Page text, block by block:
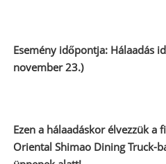
Esemény időpontja: Hálaadás
november 23.)
Ezen a hálaadáskor élvezzük a
Oriental Shimao Dining Truck-